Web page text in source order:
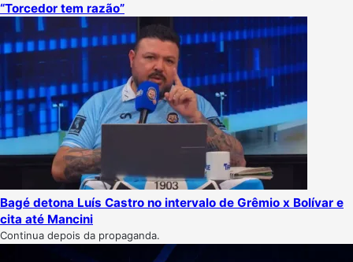
“Torcedor tem razão”
Bagé detona Luís Castro no intervalo de Grêmio x Bolívar e
cita até Mancini
Continua depois da propaganda.